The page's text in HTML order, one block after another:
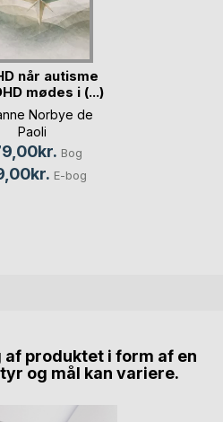
når autisme
mødes i (...)
Norbye de
Paoli
Bog
E-bog
af produktet i form af en
og mål kan variere.